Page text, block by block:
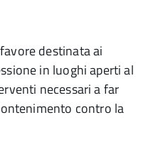
destinata ai
in luoghi aperti al
necessari a far
contro la